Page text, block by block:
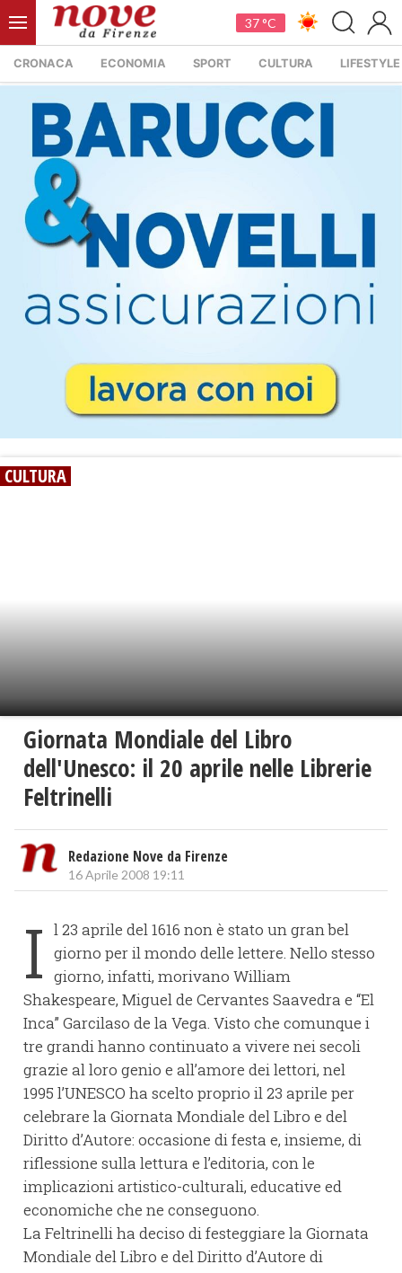
37 °C
CRONACA ECONOMIA SPORT CULTURA LIFESTYLE
CULTURA
Giornata Mondiale del Libro
dell'Unesco: il 20 aprile nelle Librerie
Feltrinelli
Redazione Nove da Firenze
16 Aprile 2008 19:11
I l 23 aprile del 1616 non è stato un gran bel
giorno per il mondo delle lettere. Nello stesso
giorno, infatti, morivano William
Shakespeare, Miguel de Cervantes Saavedra e “El
Inca” Garcilaso de la Vega. Visto che comunque i
tre grandi hanno continuato a vivere nei secoli
grazie al loro genio e all’amore dei lettori, nel
1995 l’UNESCO ha scelto proprio il 23 aprile per
celebrare la Giornata Mondiale del Libro e del
Diritto d’Autore: occasione di festa e, insieme, di
riflessione sulla lettura e l’editoria, con le
implicazioni artistico-culturali, educative ed
economiche che ne conseguono.
La Feltrinelli ha deciso di festeggiare la Giornata
Mondiale del Libro e del Diritto d’Autore di